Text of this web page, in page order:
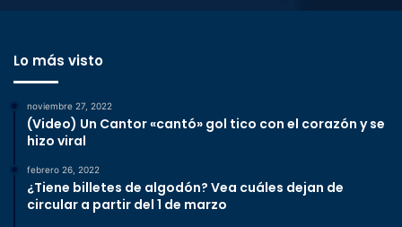
Lo más visto
noviembre 27, 2022
(Video) Un Cantor «cantó» gol tico con el corazón y se
hizo viral
febrero 26, 2022
¿Tiene billetes de algodón? Vea cuáles dejan de
circular a partir del 1 de marzo